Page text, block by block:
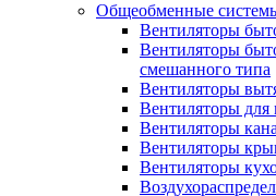
Общеобменные
Вентиляторы
Вентиляторы
смешанного типа
Вентиляторы
Вентиляторы для
Вентиляторы
Вентиляторы
Вентиляторы